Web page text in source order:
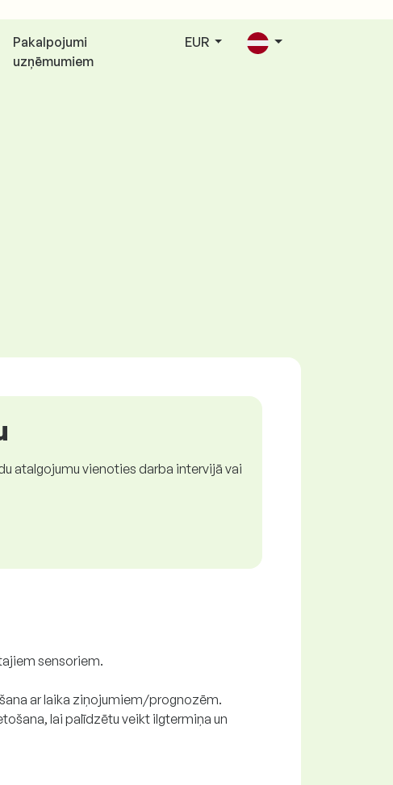
Pakalpojumi
uzņēmumiem
EUR
atalgojumu vienoties darba intervijā vai
sensoriem.
ar laika ziņojumiem/prognozēm.
lai palīdzētu veikt ilgtermiņa un